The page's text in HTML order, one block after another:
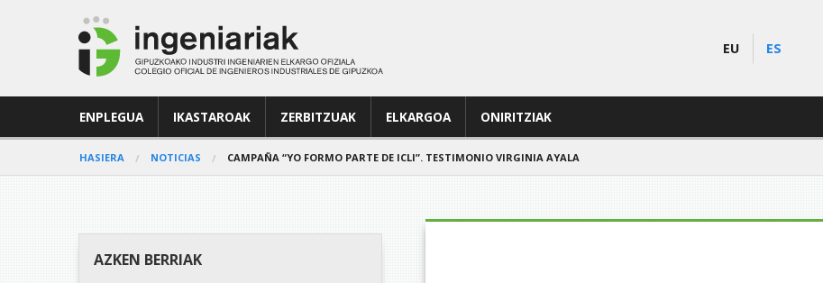
EU ES
ENPLEGUA IKASTAROAK ZERBITZUAK ELKARGOA ONIRITZIAK
HASIERA NOTICIAS CAMPAÑA “YO FORMO PARTE DE ICLI”. TESTIMONIO VIRGINIA AYALA
AZKEN BERRIAK